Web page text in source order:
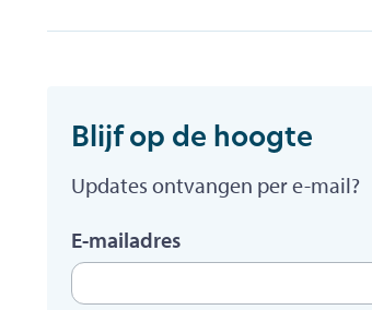
Blijf op de hoogte
Updates ontvangen per e-mail?
E-mailadres